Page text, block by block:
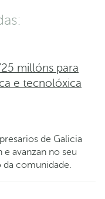
millóns para
e tecnolóxica
de Galicia
avanzan no seu
comunidade.